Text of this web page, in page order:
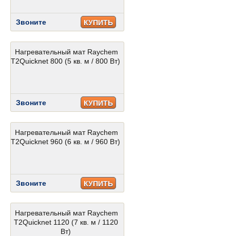
Звоните КУПИТЬ
Нагревательный мат Raychem
T2Quicknet 800 (5 кв. м / 800 Вт)
Звоните КУПИТЬ
Нагревательный мат Raychem
T2Quicknet 960 (6 кв. м / 960 Вт)
Звоните КУПИТЬ
Нагревательный мат Raychem
T2Quicknet 1120 (7 кв. м / 1120
Вт)